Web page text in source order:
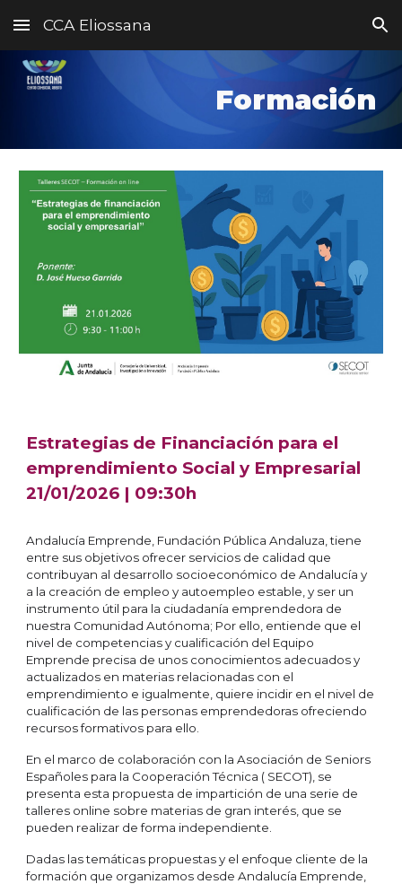
Skip to main content Skip to navigation
CCA Eliossana
Formación
Estrategias de Financiación para el
emprendimiento Social y Empresarial
21/01/2026 | 09:30h
Andalucía Emprende, Fundación Pública Andaluza, tiene
entre sus objetivos ofrecer servicios de calidad que
contribuyan al desarrollo socioeconómico de Andalucía y
a la creación de empleo y autoempleo estable, y ser un
instrumento útil para la ciudadanía emprendedora de
nuestra Comunidad Autónoma; Por ello, entiende que el
nivel de competencias y cualificación del Equipo
Emprende precisa de unos conocimientos adecuados y
actualizados en materias relacionadas con el
emprendimiento e igualmente, quiere incidir en el nivel de
cualificación de las personas emprendedoras ofreciendo
recursos formativos para ello.
En el marco de colaboración con la Asociación de Seniors
Españoles para la Cooperación Técnica ( SECOT), se
presenta esta propuesta de impartición de una serie de
talleres online sobre materias de gran interés, que se
pueden realizar de forma independiente.
Dadas las temáticas propuestas y el enfoque cliente de la
formación que organizamos desde Andalucía Emprende,